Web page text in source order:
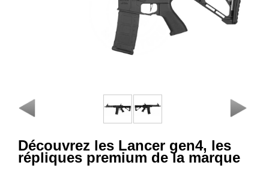
panier
Découvrez les Lancer gen4, les
répliques premium de la marque